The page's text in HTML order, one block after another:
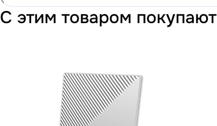
С этим товаром покупают